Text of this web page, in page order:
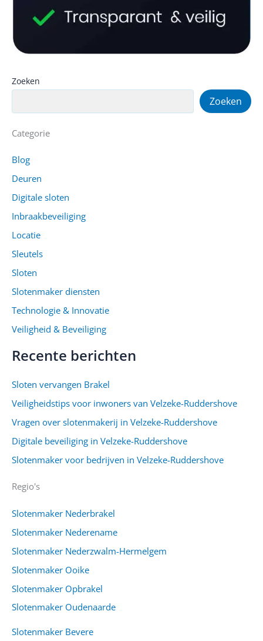
Zoeken
Zoeken
Categorie
Blog
Deuren
Digitale sloten
Inbraakbeveiliging
Locatie
Sleutels
Sloten
Slotenmaker diensten
Technologie & Innovatie
Veiligheid & Beveiliging
Recente berichten
Sloten vervangen Brakel
Veiligheidstips voor inwoners van Velzeke-Ruddershove
Vragen over slotenmakerij in Velzeke-Ruddershove
Digitale beveiliging in Velzeke-Ruddershove
Slotenmaker voor bedrijven in Velzeke-Ruddershove
Regio's
Slotenmaker Nederbrakel
Slotenmaker Nederename
Slotenmaker Nederzwalm-Hermelgem
Slotenmaker Ooike
Slotenmaker Opbrakel
Slotenmaker Oudenaarde
Slotenmaker Bevere